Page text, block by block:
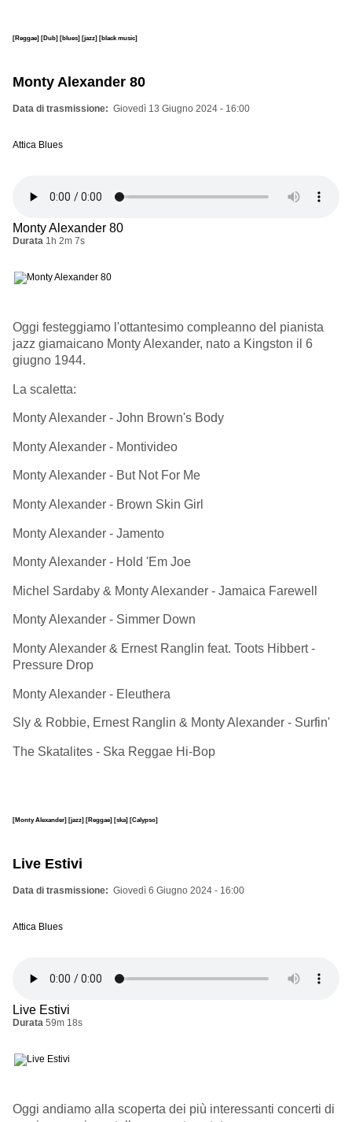
[Reggae] [Dub] [blues] [jazz] [black music]
Monty Alexander 80
Data di trasmissione Giovedì 13 Giugno 2024 - 16:00
Attica Blues
Monty Alexander 80
Durata 1h 2m 7s
Oggi festeggiamo l'ottantesimo compleanno del pianista
jazz giamaicano Monty Alexander, nato a Kingston il 6
giugno 1944.
La scaletta:
Monty Alexander - John Brown's Body
Monty Alexander - Montivideo
Monty Alexander - But Not For Me
Monty Alexander - Brown Skin Girl
Monty Alexander - Jamento
Monty Alexander - Hold 'Em Joe
Michel Sardaby & Monty Alexander - Jamaica Farewell
Monty Alexander - Simmer Down
Monty Alexander & Ernest Ranglin feat. Toots Hibbert -
Pressure Drop
Monty Alexander - Eleuthera
Sly & Robbie, Ernest Ranglin & Monty Alexander - Surfin'
The Skatalites - Ska Reggae Hi-Bop
[Monty Alexander] [jazz] [Reggae] [ska] [Calypso]
Live Estivi
Data di trasmissione Giovedì 6 Giugno 2024 - 16:00
Attica Blues
Live Estivi
Durata 59m 18s
Oggi andiamo alla scoperta dei più interessanti concerti di